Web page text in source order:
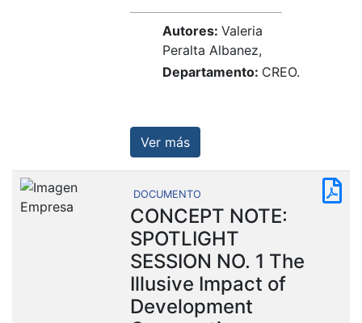
Autores: Valeria
Peralta Albanez,
Departamento: CREO.
Ver más
DOCUMENTO
CONCEPT NOTE:
SPOTLIGHT
SESSION NO. 1 The
Illusive Impact of
Development